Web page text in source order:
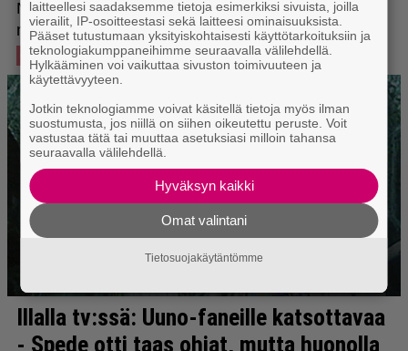
laitteellesi saadaksemme tietoja esimerkiksi sivuista, joilla
vierailit, IP-osoitteestasi sekä laitteesi ominaisuuksista.
Pääset tutustumaan yksityiskohtaisesti käyttötarkoituksiin ja
teknologiakumppaneihimme seuraavalla välilehdellä.
Hylkääminen voi vaikuttaa sivuston toimivuuteen ja
käytettävyyteen.
Jotkin teknologiamme voivat käsitellä tietoja myös ilman
suostumusta, jos niillä on siihen oikeutettu peruste. Voit
vastustaa tätä tai muuttaa asetuksiasi milloin tahansa
seuraavalla välilehdellä.
Hyväksyn kaikki
Omat valintani
Tietosuojakäytäntömme